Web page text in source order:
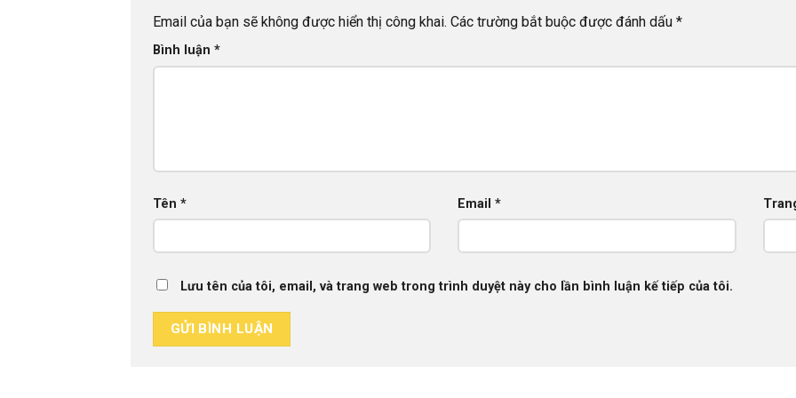
Email của bạn sẽ không được hiển thị công khai. Các trường bắt buộc được đánh dấu *
Bình luận *
Tên * Email*
Lưu tên của tôi, email, và trang web trong trình duyệt này cho lần bình luận kế tiếp của tôi.